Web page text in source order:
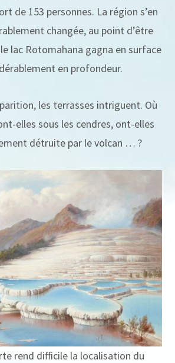
de 153 personnes. La région s’en
changée, au point d’être
lac Rotomahana gagna en surface
en profondeur.
les terrasses intriguent. Où
elles sous les cendres, ont-elles
détruite par le volcan … ?
rend difficile la localisation du